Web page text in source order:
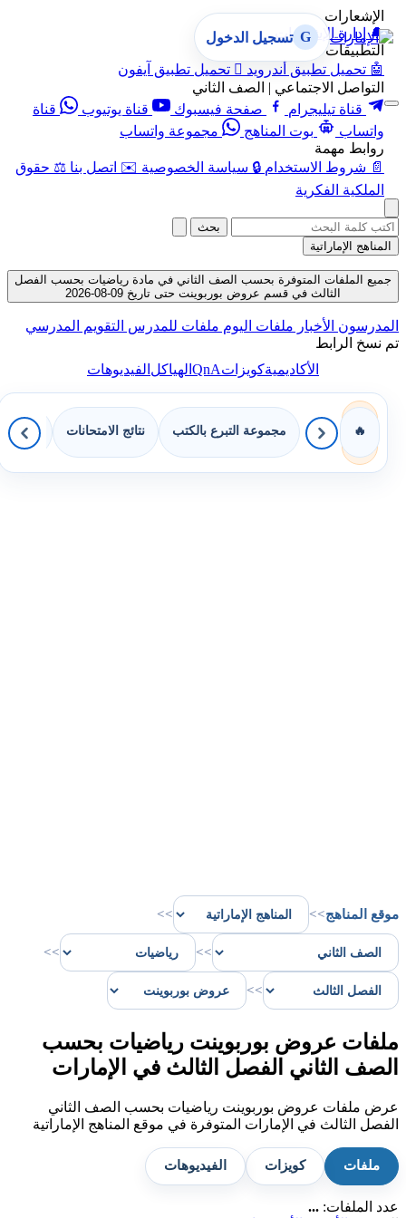
الإشعارات
🔔 إدارة الإشعارات
التطبيقات
🤖 تحميل تطبيق أندرويد  تحميل تطبيق آيفون
التواصل الاجتماعي | الصف الثاني
قناة تيليجرام
صفحة فيسبوك قناة يوتيوب
قناة
واتساب
بوت المناهج
مجموعة واتساب
روابط مهمة
📄 شروط الاستخدام 🔒 سياسة الخصوصية ✉️ اتصل بنا ⚖️ حقوق
الملكية الفكرية
G تسجيل الدخول
بحث
المناهج الإماراتية
جميع الملفات المتوفرة بحسب الصف الثاني في مادة رياضيات بحسب الفصل
الثالث في قسم عروض بوربوينت حتى تاريخ 09-08-2026
المدرسون الأخبار ملفات اليوم ملفات للمدرس التقويم المدرسي
تم نسخ الرابط
الأكاديميةكويزاتQnAالهياكلالفيديوهات
🔥 مجموعة التبرع بالكتب نتائج الامتحانات
موقع المناهج>>
>>
>>
>>
>>
ملفات عروض بوربوينت رياضيات بحسب
الصف الثاني الفصل الثالث في الإمارات
عرض ملفات عروض بوربوينت رياضيات بحسب الصف الثاني
الفصل الثالث في الإمارات المتوفرة في موقع المناهج الإماراتية
ملفات كويزات الفيديوهات
عدد الملفات: ...